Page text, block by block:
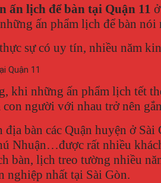
ấn lịch để bàn tại Quận 11
ấn phẩm lịch để bàn
sự có uy tín, nhiều năm
khi những ấn phẩm lịch tết
con người với nhau trở nên
địa bàn các Quận huyện ở
Nhuận…được rất nhiều
bàn, lịch treo tường nhiều
nghiệp nhất tại Sài Gòn.